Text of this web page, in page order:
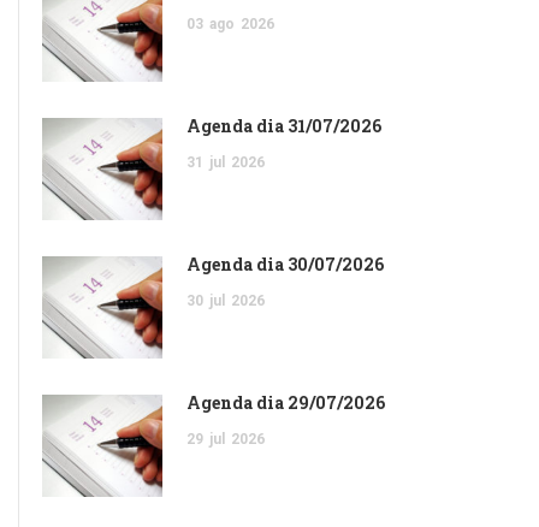
03 ago 2026
Agenda dia 31/07/2026
31 jul 2026
Agenda dia 30/07/2026
30 jul 2026
Agenda dia 29/07/2026
29 jul 2026